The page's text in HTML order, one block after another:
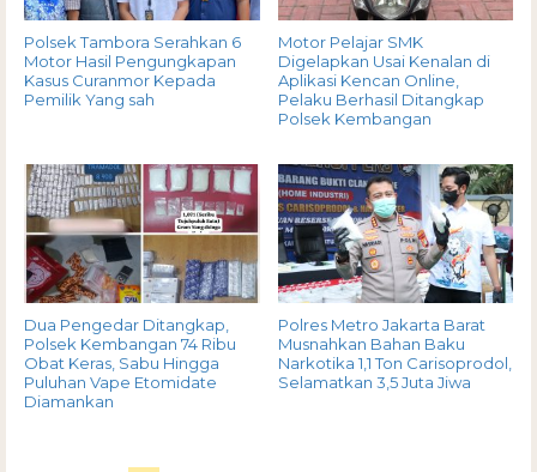
Polsek Tambora Serahkan 6
Motor Hasil Pengungkapan
Kasus Curanmor Kepada
Pemilik Yang sah
Motor Pelajar SMK
Digelapkan Usai Kenalan di
Aplikasi Kencan Online,
Pelaku Berhasil Ditangkap
Polsek Kembangan
Dua Pengedar Ditangkap,
Polsek Kembangan 74 Ribu
Obat Keras, Sabu Hingga
Puluhan Vape Etomidate
Diamankan
Polres Metro Jakarta Barat
Musnahkan Bahan Baku
Narkotika 1,1 Ton Carisoprodol,
Selamatkan 3,5 Juta Jiwa